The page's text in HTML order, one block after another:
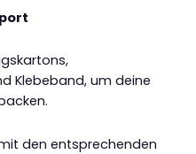
Klebeband, um deine
den entsprechenden